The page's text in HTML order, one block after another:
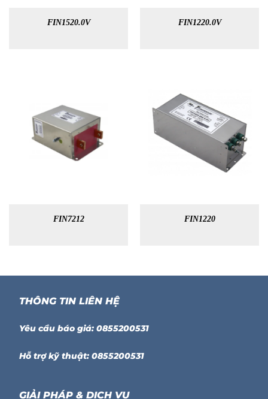
FIN1520.0V FIN1220.0V
FIN7212 FIN1220
THÔNG TIN LIÊN HỆ
Yêu cầu báo giá: 0855200531
Hỗ trợ kỹ thuật: 0855200531
GIẢI PHÁP & DỊCH VỤ